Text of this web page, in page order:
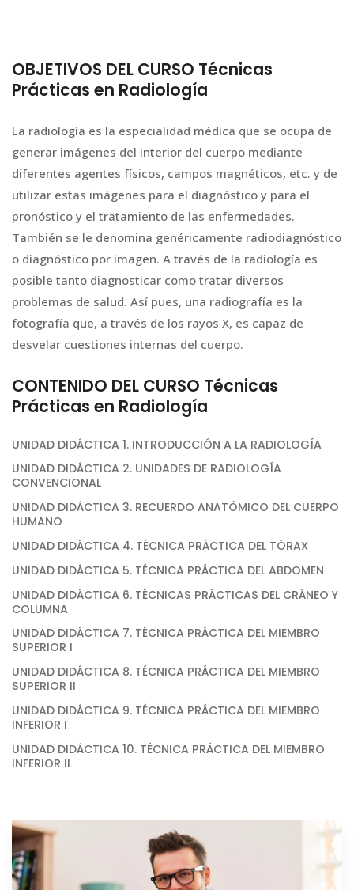
OBJETIVOS DEL CURSO Técnicas
Prácticas en Radiología
La radiología es la especialidad médica que se ocupa de
generar imágenes del interior del cuerpo mediante
diferentes agentes físicos, campos magnéticos, etc. y de
utilizar estas imágenes para el diagnóstico y para el
pronóstico y el tratamiento de las enfermedades.
También se le denomina genéricamente radiodiagnóstico
o diagnóstico por imagen. A través de la radiología es
posible tanto diagnosticar como tratar diversos
problemas de salud. Así pues, una radiografía es la
fotografía que, a través de los rayos X, es capaz de
desvelar cuestiones internas del cuerpo.
CONTENIDO DEL CURSO Técnicas
Prácticas en Radiología
UNIDAD DIDÁCTICA 1. INTRODUCCIÓN A LA RADIOLOGÍA
UNIDAD DIDÁCTICA 2. UNIDADES DE RADIOLOGÍA
CONVENCIONAL
UNIDAD DIDÁCTICA 3. RECUERDO ANATÓMICO DEL CUERPO
HUMANO
UNIDAD DIDÁCTICA 4. TÉCNICA PRÁCTICA DEL TÓRAX
UNIDAD DIDÁCTICA 5. TÉCNICA PRÁCTICA DEL ABDOMEN
UNIDAD DIDÁCTICA 6. TÉCNICAS PRÁCTICAS DEL CRÁNEO Y
COLUMNA
UNIDAD DIDÁCTICA 7. TÉCNICA PRÁCTICA DEL MIEMBRO
SUPERIOR I
UNIDAD DIDÁCTICA 8. TÉCNICA PRÁCTICA DEL MIEMBRO
SUPERIOR II
UNIDAD DIDÁCTICA 9. TÉCNICA PRÁCTICA DEL MIEMBRO
INFERIOR I
UNIDAD DIDÁCTICA 10. TÉCNICA PRÁCTICA DEL MIEMBRO
INFERIOR II